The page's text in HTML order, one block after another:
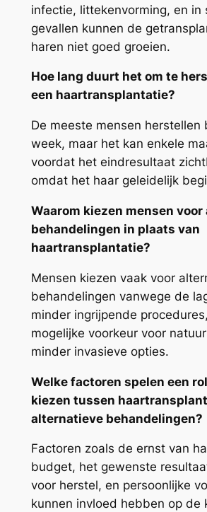
infectie, littekenvorming, en in
gevallen kunnen de
haren niet goed groeien.
Hoe lang duurt het om te
een haartransplantatie?
De meeste mensen herstellen
week, maar het kan enkele
voordat het eindresultaat
omdat het haar geleidelijk
Waarom kiezen mensen
behandelingen in plaats van
haartransplantatie?
Mensen kiezen vaak voor
behandelingen vanwege de
minder ingrijpende
mogelijke voorkeur voor
minder invasieve opties.
Welke factoren spelen een
kiezen tussen
alternatieve behandelingen?
Factoren zoals de ernst van
budget, het gewenste
voor herstel, en persoonlijke
kunnen invloed hebben op de